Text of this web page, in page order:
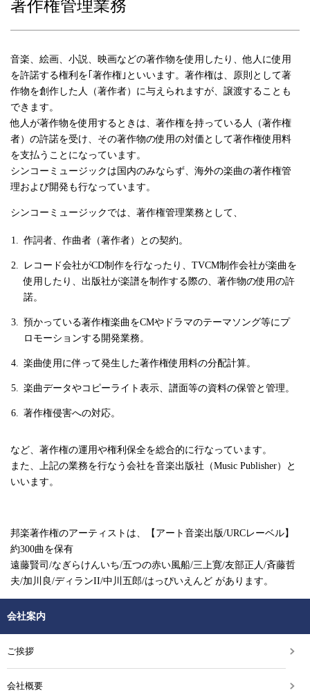
著作権管理業務
音楽、絵画、小説、映画などの著作物を使用したり、他人に使用
を許諾する権利を｢著作権｣といいます。著作権は、原則として著
作物を創作した人（著作者）に与えられますが、譲渡することも
できます。
他人が著作物を使用するときは、著作権を持っている人（著作権
者）の許諾を受け、その著作物の使用の対価として著作権使用料
を支払うことになっています。
シンコーミュージックは国内のみならず、海外の楽曲の著作権管
理および開発も行なっています。
シンコーミュージックでは、著作権管理業務として、
作詞者、作曲者（著作者）との契約。
レコード会社がCD制作を行なったり、TVCM制作会社が楽曲を
使用したり、出版社が楽譜を制作する際の、著作物の使用の許
諾。
預かっている著作権楽曲をCMやドラマのテーマソング等にプ
ロモーションする開発業務。
楽曲使用に伴って発生した著作権使用料の分配計算。
楽曲データやコピーライト表示、譜面等の資料の保管と管理。
著作権侵害への対応。
など、著作権の運用や権利保全を総合的に行なっています。
また、上記の業務を行なう会社を音楽出版社（Music Publisher）と
いいます。
邦楽著作権のアーティストは、【アート音楽出版/URCレーベル】
約300曲を保有
遠藤賢司/なぎらけんいち/五つの赤い風船/三上寛/友部正人/斉藤哲
夫/加川良/ディランII/中川五郎/はっぴいえんど があります。
会社案内
ご挨拶
会社概要